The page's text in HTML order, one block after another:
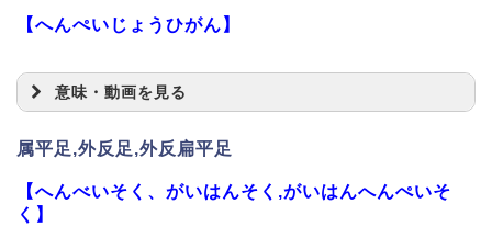
【へんぺいじょうひがん】
意味・動画を見る
属平足,外反足,外反扁平足
【へんべいそく、がいはんそく,がいはんへんぺいそ
く】